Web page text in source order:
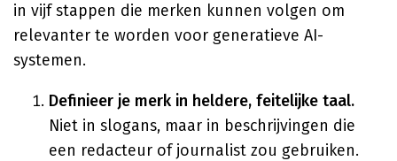
in vijf stappen die merken kunnen volgen om
relevanter te worden voor generatieve AI-
systemen.
Definieer je merk in heldere, feitelijke taal.
Niet in slogans, maar in beschrijvingen die
een redacteur of journalist zou gebruiken.